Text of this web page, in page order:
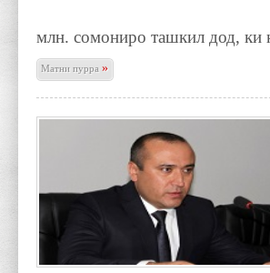
млн. сомониро ташкил дод, ки
Матни пурра»